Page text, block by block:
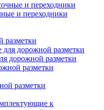
и переходники
разметки
дорожной разметки
разметки